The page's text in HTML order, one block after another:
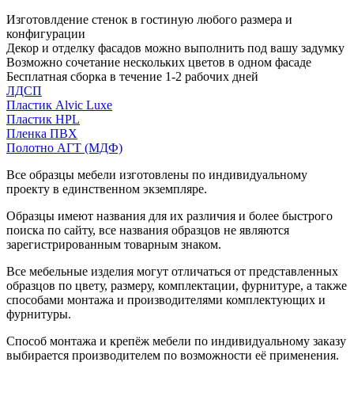
Изготовлдение стенок в гостиную любого размера и
конфигурации
Декор и отделку фасадов можно выполнить под вашу задумку
Возможно сочетание нескольких цветов в одном фасаде
Бесплатная сборка в течение 1-2 рабочих дней
ЛДСП
Пластик Alvic Luxe
Пластик HPL
Пленка ПВХ
Полотно АГТ (МДФ)
Все образцы мебели изготовлены по индивидуальному
проекту в единственном экземпляре.
Образцы имеют названия для их различия и более быстрого
поиска по сайту, все названия образцов не являются
зарегистрированным товарным знаком.
Все мебельные изделия могут отличаться от представленных
образцов по цвету, размеру, комплектации, фурнитуре, а также
способами монтажа и производителями комплектующих и
фурнитуры.
Способ монтажа и крепёж мебели по индивидуальному заказу
выбирается производителем по возможности её применения.